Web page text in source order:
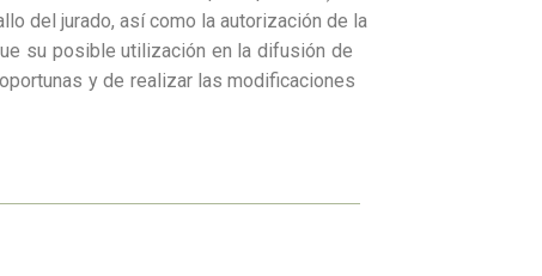
del jurado, así como la autorización de la
que su posible utilización en la difusión de
oportunas y de realizar las modificaciones